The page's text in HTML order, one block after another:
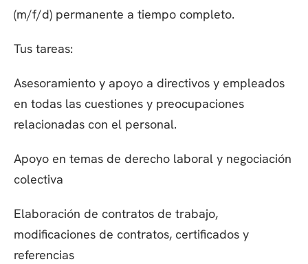
(m/f/d) permanente a tiempo completo.
Tus tareas:
Asesoramiento y apoyo a directivos y empleados
en todas las cuestiones y preocupaciones
relacionadas con el personal.
Apoyo en temas de derecho laboral y negociación
colectiva
Elaboración de contratos de trabajo,
modificaciones de contratos, certificados y
referencias